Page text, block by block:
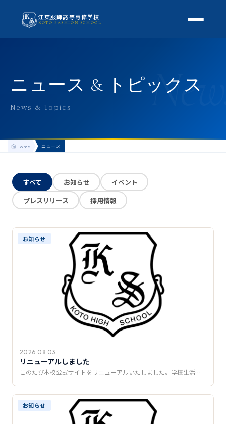
江東服飾高等専修学校
KOTO FASHION SCHOOL
アクセス
よくある質問
スクールライフ
生徒の1日
KOTO COLLECTION
卒業生インタビュー
募集要項
学費・助成金
推薦制度
転入学・編入学
オープンキャンパス
ニュース & トピックス
News & Topics
Home ニュース
すべて お知らせ
イベント
プレスリリース
採用情報
お知らせ
2026.08.03
リニューアルしました
このたび本校公式サイトをリニューアルいたしました。学校生活…
お知らせ